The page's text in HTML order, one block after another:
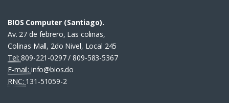
BIOS Computer (Santiago).
Av. 27 de febrero, Las colinas,
Colinas Mall, 2do Nivel, Local 245
Tel:809-221-0297 / 809-583-5367
E-mail: info@bios.do
RNC: 131-51059-2